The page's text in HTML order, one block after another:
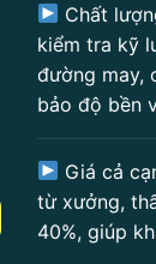
Chất
kiểm tra kỹ
đường may,
bảo độ bền
Giá cả
từ xưởng,
40%, giúp